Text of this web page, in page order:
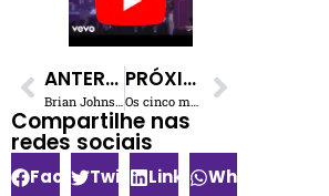
ANTERIOR
Brian Johnson do AC/DC fala o que pensa sobre os políticos
PRÓXIMO
Os cinco melhores restaurantes de Londres para os amantes da música
Compartilhe nas
redes sociais​
FacebookTwitterLinkedInWhatsApp